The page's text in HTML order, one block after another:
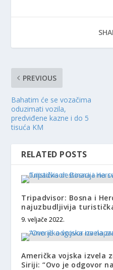
PREVIOUS
Bahatim će se vozačima
oduzimati vozila,
predviđene kazne i do 5
tisuća KM
RELATED POSTS
Tripadvisor: Bosna i
najuzbudljivija
9. veljače 2022.
Američka vojska izvela
Siriji: “Ovo je odgovor